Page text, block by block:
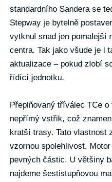
standardního Sandera se
Stepway je bytelně
vytknul snad jen pomalejší
centra. Tak jako všude je i
aktualizace – pokud zlobí
řídící jednotku.
Přeplňovaný tříválec TCe
nepřímý vstřik, což
kratší trasy. Tato vlastnost
vzornou spolehlivost.
pevných částic. U většiny
najdeme šestistupňovou